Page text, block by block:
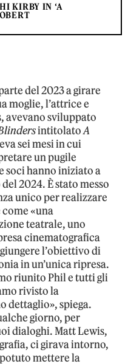
KIRBY IN ‘A
del 2023 a girare
moglie, l’attrice e
avevano sviluppato
intitolatoA
sei mesi in cui
un pugile
soci hanno iniziato a
2024. È stato messo
unico per realizzare
«una
teatrale, uno
cinematografica
l’obiettivo di
in un’unica ripresa.
riunito Phil e tutti gli
rivisto la
dettaglio», spiega.
giorno, per
dialoghi. Matt Lewis,
ci girava intorno,
mettere la